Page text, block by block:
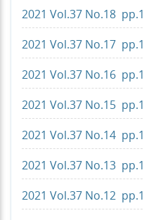
2021 Vol.37 No.18 pp.1
2021 Vol.37 No.17 pp.1
2021 Vol.37 No.16 pp.1
2021 Vol.37 No.15 pp.1
2021 Vol.37 No.14 pp.1
2021 Vol.37 No.13 pp.1
2021 Vol.37 No.12 pp.1